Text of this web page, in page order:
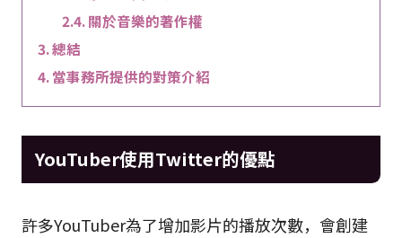
關於音樂的著作權
總結
當事務所提供的對策介紹
YouTuber使用Twitter的優點
許多YouTuber為了增加影片的播放次數，會創建